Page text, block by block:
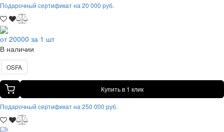
Подарочный сертификат на 20 000 руб.
от 20000 за 1 шт
В наличии
OSFA
Купить в 1 клик
Подарочный сертификат на 250 000 руб.